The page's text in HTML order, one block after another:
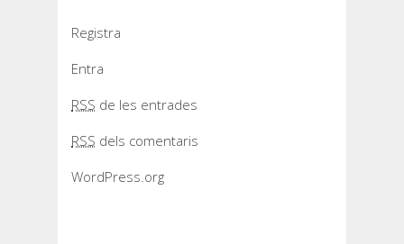
Registra
Entra
RSS de les entrades
RSS dels comentaris
WordPress.org